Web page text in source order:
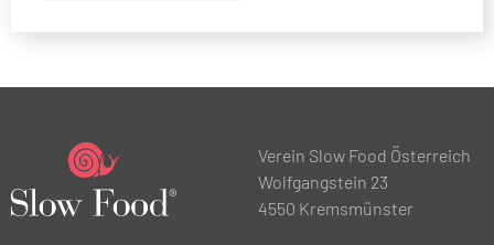
Verein Slow Food Österreich
Wolfgangstein 23
4550 Kremsmünster